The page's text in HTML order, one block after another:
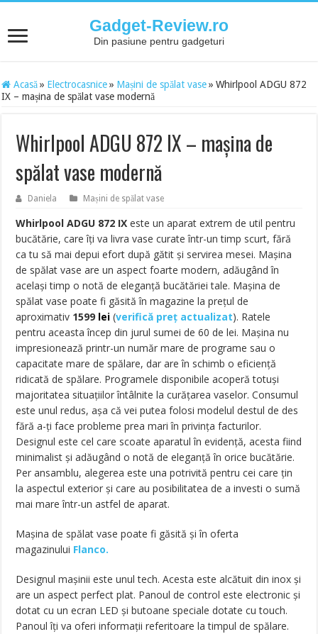
Gadget-Review.ro
Din pasiune pentru gadgeturi
Acasă » Electrocasnice » Mașini de spălat vase » Whirlpool ADGU 872
IX – mașina de spălat vase modernă
Whirlpool ADGU 872 IX – mașina de
spălat vase modernă
Daniela Mașini de spălat vase
Whirlpool ADGU 872 IX este un aparat extrem de util pentru
bucătărie, care îți va livra vase curate într-un timp scurt, fără
ca tu să mai depui efort după gătit și servirea mesei. Mașina
de spălat vase are un aspect foarte modern, adăugând în
același timp o notă de eleganță bucătăriei tale. Mașina de
spălat vase poate fi găsită în magazine la prețul de
aproximativ 1599 lei (verifică preț actualizat). Ratele
pentru aceasta încep din jurul sumei de 60 de lei. Mașina nu
impresionează printr-un număr mare de programe sau o
capacitate mare de spălare, dar are în schimb o eficiență
ridicată de spălare. Programele disponibile acoperă totuși
majoritatea situațiilor întâlnite la curățarea vaselor. Consumul
este unul redus, așa că vei putea folosi modelul destul de des
fără a-ți face probleme prea mari în privința facturilor.
Designul este cel care scoate aparatul în evidență, acesta fiind
minimalist și adăugând o notă de eleganță în orice bucătărie.
Per ansamblu, alegerea este una potrivită pentru cei care țin
la aspectul exterior și care au posibilitatea de a investi o sumă
mai mare într-un astfel de aparat.
Mașina de spălat vase poate fi găsită și în oferta
magazinului Flanco.
Designul mașinii este unul tech. Acesta este alcătuit din inox și
are un aspect perfect plat. Panoul de control este electronic și
dotat cu un ecran LED și butoane speciale dotate cu touch.
Panoul îți va oferi informații referitoare la timpul de spălare.